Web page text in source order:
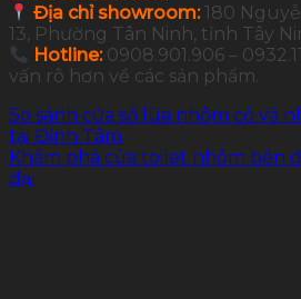
Địa chỉ showroom:180
13, Phường Tân Ninh, tỉnh Tây
Hotline: 0908.901.906 –
vấn rõ hơn về các sản phẩm.
So sánh cửa sổ lùa nhôm cỏ và
tại Đỉnh Tâm
Khám phá cửa toilet nhôm bền
đại